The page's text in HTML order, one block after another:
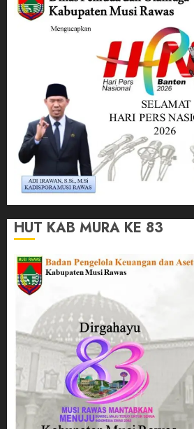
HUT KAB MURA KE 83